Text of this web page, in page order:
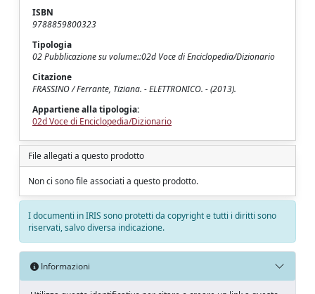
ISBN
9788859800323
Tipologia
02 Pubblicazione su volume::02d Voce di Enciclopedia/Dizionario
Citazione
FRASSINO / Ferrante, Tiziana. - ELETTRONICO. - (2013).
Appartiene alla tipologia:
02d Voce di Enciclopedia/Dizionario
File allegati a questo prodotto
Non ci sono file associati a questo prodotto.
I documenti in IRIS sono protetti da copyright e tutti i diritti sono
riservati, salvo diversa indicazione.
Informazioni